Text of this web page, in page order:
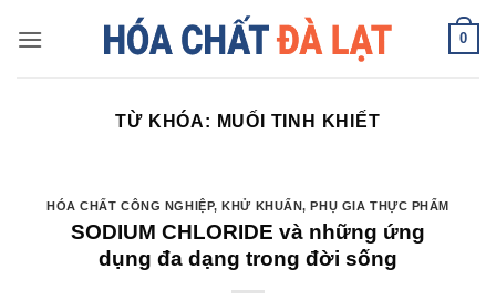
0
TỪ KHÓA: MUỐI TINH KHIẾT
HÓA CHẤT CÔNG NGHIỆP,KHỬ KHUẨN,PHỤ GIA THỰC PHẨM
SODIUM CHLORIDE và những ứng
dụng đa dạng trong đời sống